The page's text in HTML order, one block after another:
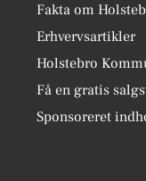
Fakta om
Erhvervsartikler
Holstebro
Få en gratis
Sponsoreret